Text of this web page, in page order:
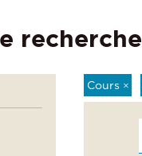
recherche
Cours ×